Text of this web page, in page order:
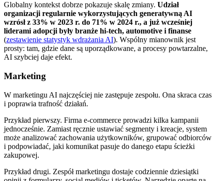
Globalny kontekst dobrze pokazuje skalę zmiany. Udział
organizacji regularnie wykorzystujących generatywną AI
wzrósł z 33% w 2023 r. do 71% w 2024 r., a już wcześniej
liderami adopcji były branże hi-tech, automotive i finanse
(zestawienie statystyk wdrażania AI). Wspólny mianownik jest
prosty: tam, gdzie dane są uporządkowane, a procesy powtarzalne,
AI szybciej daje efekt.
Marketing
W marketingu AI najczęściej nie zastępuje zespołu. Ona skraca czas
i poprawia trafność działań.
Przykład pierwszy. Firma e-commerce prowadzi kilka kampanii
jednocześnie. Zamiast ręcznie ustawiać segmenty i kreacje, system
może analizować zachowania użytkowników, grupować odbiorców
i podpowiadać, jaki komunikat pasuje do danego etapu ścieżki
zakupowej.
Przykład drugi. Zespół marketingu dostaje codziennie dziesiątki